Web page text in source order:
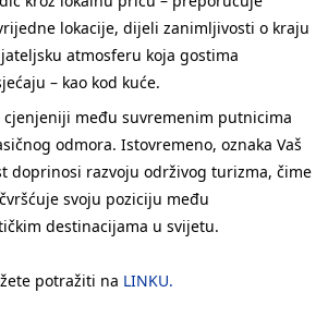
lokacije, dijeli zanimljivosti o kraju
atmosferu koja gostima
– kao kod kuće.
cjenjeniji među suvremenim putnicima
odmora. Istovremeno, oznaka Vaš
doprinosi razvoju održivog turizma, čime
svoju poziciju među
destinacijama u svijetu.
potražiti na LINKU.